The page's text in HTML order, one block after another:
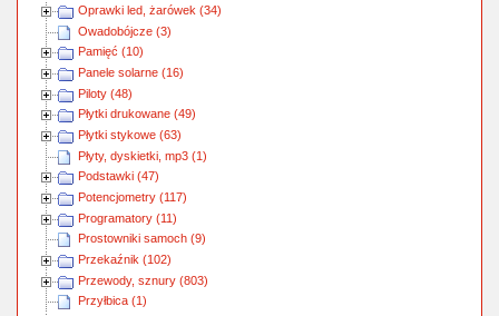
Oprawki led, żarówek (34)
Owadobójcze (3)
Pamięć (10)
Panele solarne (16)
Piloty (48)
Płytki drukowane (49)
Płytki stykowe (63)
Płyty, dyskietki, mp3 (1)
Podstawki (47)
Potencjometry (117)
Programatory (11)
Prostowniki samoch (9)
Przekaźnik (102)
Przewody, sznury (803)
Przyłbica (1)